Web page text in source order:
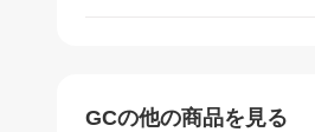
GCの他の商品を見る